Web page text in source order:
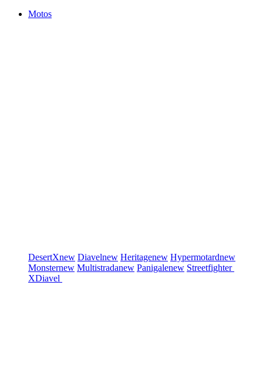
Motos
DesertXnew Diavelnew Heritagenew Hypermotardnew
Monsternew Multistradanew Panigalenew Streetfighter
XDiavel